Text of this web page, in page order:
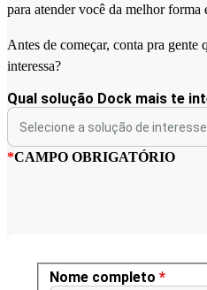
para atender você da melhor forma
Antes de começar, conta pra gente
interessa?
Qual solução Dock mais te
*CAMPO OBRIGATÓRIO
Nome completo *